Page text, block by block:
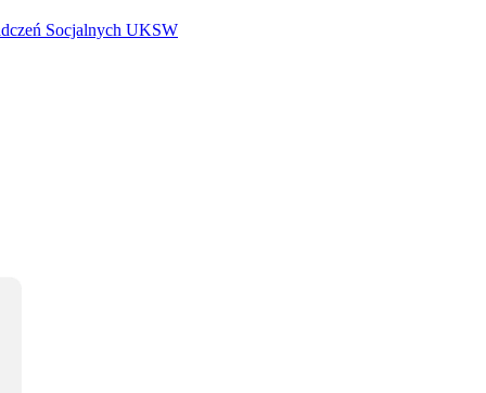
Socjalnych UKSW